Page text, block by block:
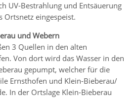
UV-Bestrahlung und Entsäuerung
Ortsnetz eingespeist.
und Webern
3 Quellen in den alten
Von dort wird das Wasser in den
gepumpt, welcher für die
Ernsthofen und Klein-Bieberau/
In der Ortslage Klein-Bieberau